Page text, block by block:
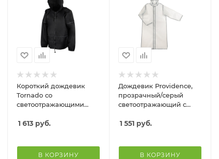
Короткий дождевик
Tornado со
светоотражающими
1 613 руб.
В КОРЗИНУ
Дождевик Providence,
прозрачный/серый
светоотражающий с
1 551 руб.
В КОРЗИНУ